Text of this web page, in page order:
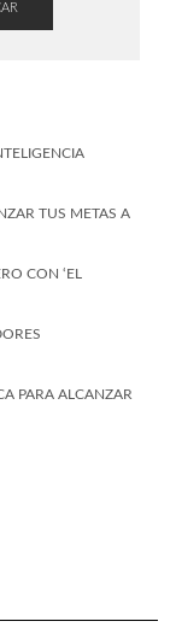
TUS METAS A
CON ‘EL
PARA ALCANZAR